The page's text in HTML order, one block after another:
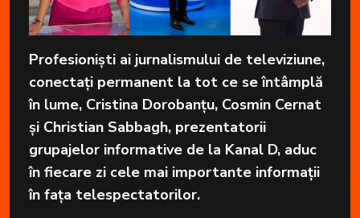
Profesioniști ai jurnalismului de televiziune,
conectați permanent la tot ce se întâmplă
în lume, Cristina Dorobanțu, Cosmin Cernat
și Christian Sabbagh, prezentatorii
grupajelor informative de la Kanal D, aduc
în fiecare zi cele mai importante informații
în fața telespectatorilor.